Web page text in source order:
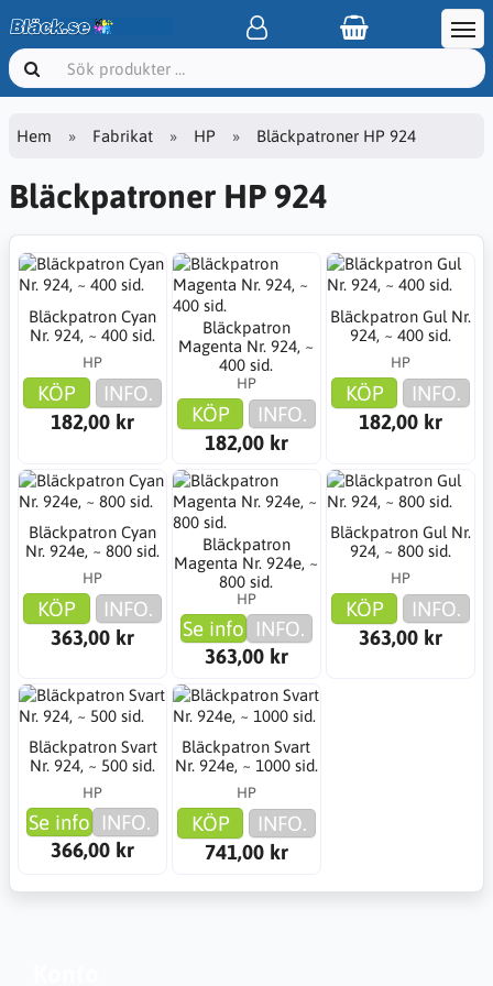
Hem Fabrikat HP Bläckpatroner HP 924
Bläckpatroner HP 924
Bläckpatron Cyan
Nr. 924, ~ 400 sid.
HP
KÖP
INFO.
182,00 kr
Bläckpatron
Magenta Nr. 924, ~
400 sid.
HP
KÖP
INFO.
182,00 kr
Bläckpatron Gul Nr.
924, ~ 400 sid.
HP
KÖP
INFO.
182,00 kr
Bläckpatron Cyan
Nr. 924e, ~ 800 sid.
HP
KÖP
INFO.
363,00 kr
Bläckpatron
Magenta Nr. 924e, ~
800 sid.
HP
Se info INFO.
363,00 kr
Bläckpatron Gul Nr.
924, ~ 800 sid.
HP
KÖP
INFO.
363,00 kr
Bläckpatron Svart
Nr. 924, ~ 500 sid.
HP
Se info INFO.
366,00 kr
Bläckpatron Svart
Nr. 924e, ~ 1000 sid.
HP
KÖP
INFO.
741,00 kr